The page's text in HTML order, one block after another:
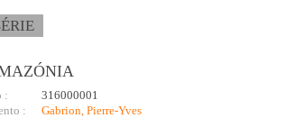
:
316000001
:
Gabrion, Pierre-Yves